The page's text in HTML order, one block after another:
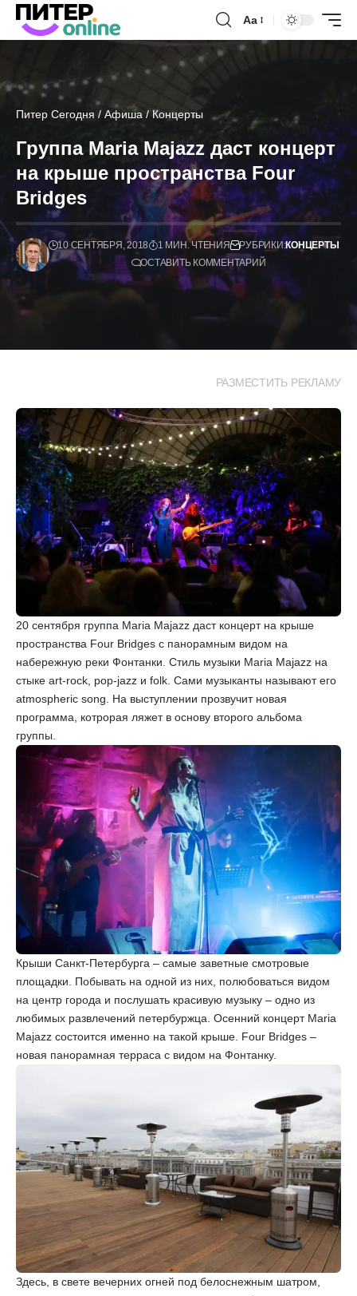
Аа
Питер Сегодня / Афиша /Концерты
Группа Maria Majazz даст концерт
на крыше пространства Four
Bridges
10 СЕНТЯБРЯ, 2018 1 МИН. ЧТЕНИЯ РУБРИКИ:КОНЦЕРТЫ
ОСТАВИТЬ КОММЕНТАРИЙ
РАЗМЕСТИТЬ РЕКЛАМУ
20 сентября группа Maria Majazz даст концерт на крыше
пространства Four Bridges с панорамным видом на
набережную реки Фонтанки. Стиль музыки Maria Majazz на
стыке art-rock, pop-jazz и folk. Сами музыканты называют его
atmospheric song. На выступлении прозвучит новая
программа, котрорая ляжет в основу второго альбома
группы.
Крыши Санкт-Петербурга – самые заветные смотровые
площадки. Побывать на одной из них, полюбоваться видом
на центр города и послушать красивую музыку – одно из
любимых развлечений петербуржца. Осенний концерт Maria
Majazz состоится именно на такой крыше. Four Bridges –
новая панорамная терраса с видом на Фонтанку.
Здесь, в свете вечерних огней под белоснежным шатром,